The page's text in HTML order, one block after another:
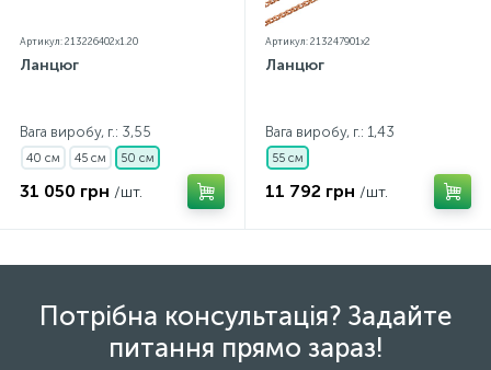
Артикул: 213226402x1.20
Ланцюг
Вага виробу, г.: 3,55
40 см 45 см 50 см
31 050 грн /шт.
Артикул: 213247901x2
Ланцюг
Вага виробу, г.: 1,43
55 см
11 792 грн /шт.
Потрібна консультація? Задайте
питання прямо зараз!